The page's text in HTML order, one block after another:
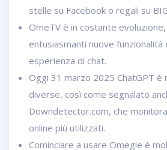
stelle su Facebook o regali su
OmeTV è in costante
entusiasmanti nuove funzionalità
esperienza di chat.
Oggi 31 marzo 2025 ChatGPT
diverse, così come segnalato
Downdetector.com, che
online più utilizzati.
Cominciare a usare Omegle è